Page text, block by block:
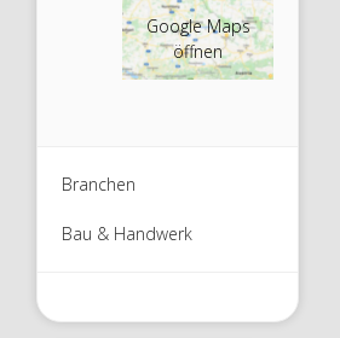
Google Maps
öffnen
Branchen
Bau & Handwerk